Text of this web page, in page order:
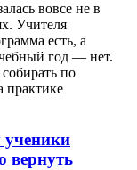
вовсе не в
Учителя
есть, а
год — нет.
по
практике
ученики
вернуть